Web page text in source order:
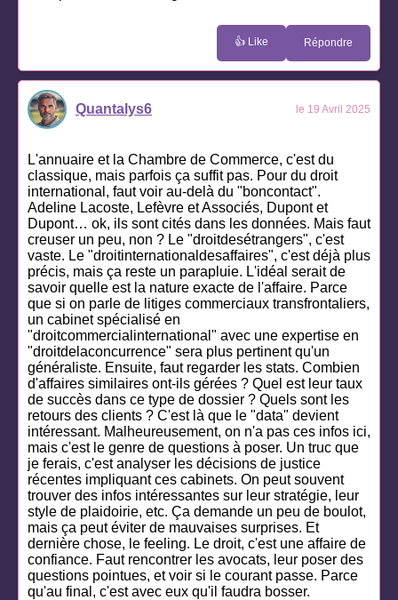
👍 Like Répondre
Quantalys6 le 19 Avril 2025
L'annuaire et la Chambre de Commerce, c'est du
classique, mais parfois ça suffit pas. Pour du droit
international, faut voir au-delà du "boncontact".
Adeline Lacoste, Lefèvre et Associés, Dupont et
Dupont… ok, ils sont cités dans les données. Mais faut
creuser un peu, non ? Le "droitdesétrangers", c'est
vaste. Le "droitinternationaldesaffaires", c'est déjà plus
précis, mais ça reste un parapluie. L'idéal serait de
savoir quelle est la nature exacte de l'affaire. Parce
que si on parle de litiges commerciaux transfrontaliers,
un cabinet spécialisé en
"droitcommercialinternational" avec une expertise en
"droitdelaconcurrence" sera plus pertinent qu'un
généraliste. Ensuite, faut regarder les stats. Combien
d'affaires similaires ont-ils gérées ? Quel est leur taux
de succès dans ce type de dossier ? Quels sont les
retours des clients ? C'est là que le "data" devient
intéressant. Malheureusement, on n'a pas ces infos ici,
mais c'est le genre de questions à poser. Un truc que
je ferais, c'est analyser les décisions de justice
récentes impliquant ces cabinets. On peut souvent
trouver des infos intéressantes sur leur stratégie, leur
style de plaidoirie, etc. Ça demande un peu de boulot,
mais ça peut éviter de mauvaises surprises. Et
dernière chose, le feeling. Le droit, c'est une affaire de
confiance. Faut rencontrer les avocats, leur poser des
questions pointues, et voir si le courant passe. Parce
qu'au final, c'est avec eux qu'il faudra bosser.